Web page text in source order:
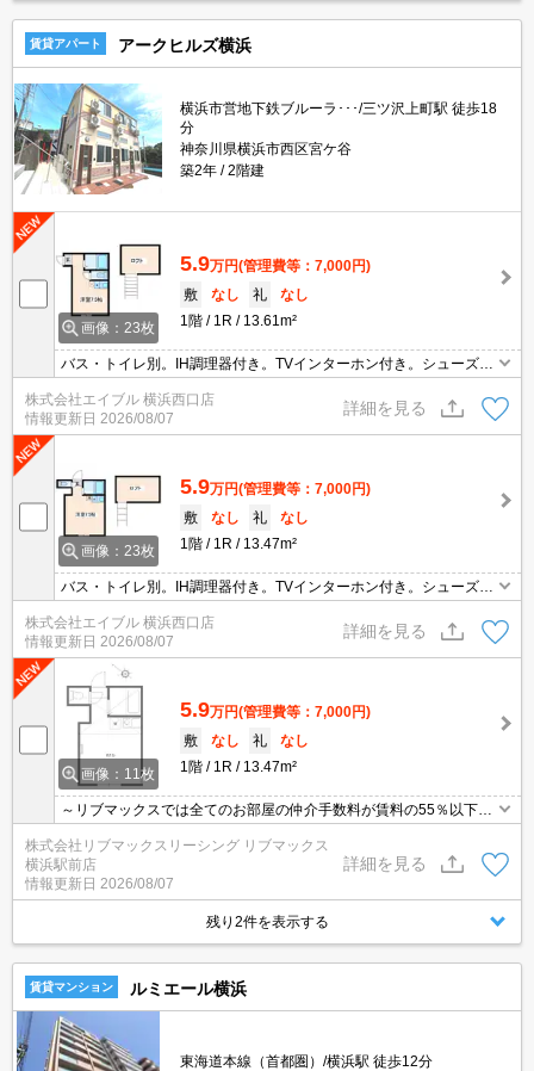
賃貸アパート アークヒルズ横浜
横浜市営地下鉄ブルーラ･･･/三ツ沢上町駅 徒歩18
分
神奈川県横浜市西区宮ケ谷
築2年
2階建
画像：23枚
5.9万円(管理費等：7,000円)
敷
なし 礼
なし
1階
1R 13.61m²
バス・トイレ別。IH調理器付き。TVインターホン付き。シューズボ
ックス付き。ロフト付き。住環境、あなたの目でお確かめくださ
い。オンライン内見相談可。
株式会社エイブル 横浜西口店
情報更新日 2026/08/07
詳細を見る
画像：23枚
5.9万円(管理費等：7,000円)
敷
なし 礼
なし
1階
1R 13.47m²
バス・トイレ別。IH調理器付き。TVインターホン付き。シューズボ
ックス付き。ロフト付き。住環境、あなたの目でお確かめくださ
い。オンライン内見相談可。
株式会社エイブル 横浜西口店
情報更新日 2026/08/07
詳細を見る
画像：11枚
5.9万円(管理費等：7,000円)
敷
なし 礼
なし
1階
1R 13.47m²
～リブマックスでは全てのお部屋の仲介手数料が賃料の55％以下に
てご紹介～ ★ ペット飼育相談 ★ ロフト付き ★
株式会社リブマックスリーシング リブマックス
横浜駅前店
情報更新日 2026/08/07
詳細を見る
残り2件を表示する
賃貸マンション ルミエール横浜
東海道本線（首都圏）/横浜駅 徒歩12分